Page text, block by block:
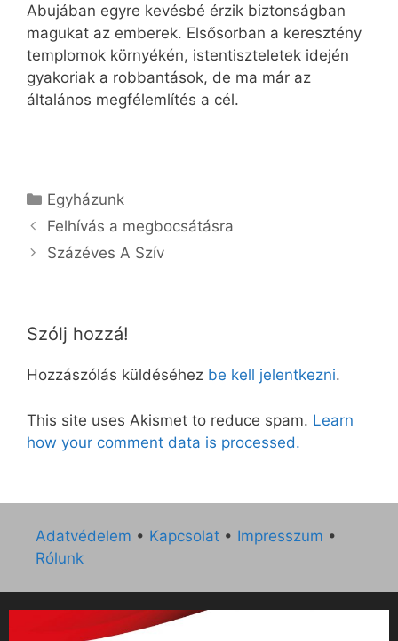
Abujában egyre kevésbé érzik biztonságban
magukat az emberek. Elsősorban a keresztény
templomok környékén, istentiszteletek idején
gyakoriak a robbantások, de ma már az
általános megfélemlítés a cél.
Kategória
Egyházunk
Felhívás a megbocsátásra
Százéves A Szív
Szólj hozzá!
Hozzászólás küldéséhez be kell jelentkezni.
This site uses Akismet to reduce spam. Learn
how your comment data is processed.
Adatvédelem • Kapcsolat • Impresszum •
Rólunk